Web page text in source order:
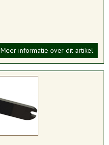
Meer informatie over dit artikel